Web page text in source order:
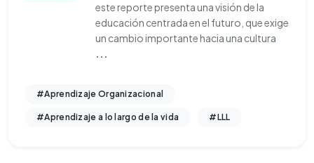
este reporte presenta una visión de la
educación centrada en el futuro, que exige
un cambio importante hacia una cultura
...
#Aprendizaje Organizacional
#Aprendizaje a lo largo de la vida #LLL